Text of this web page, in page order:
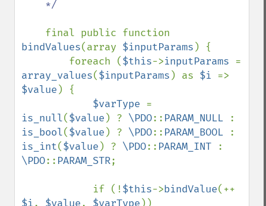
bindValues(array $inputParams ) {
        foreach (
$this->inputParams
array_values($inputParams ) as $i
$value ) {
$varType
is_null($value ) ? \PDO:: PARAM_NULL
is_bool($value ) ? \PDO:: PARAM_BOOL
is_int($value ) ? \PDO:: PARAM_INT
\PDO:: PARAM_STR;
            if (!
$this->bindValue
$i, $value, $varType ))